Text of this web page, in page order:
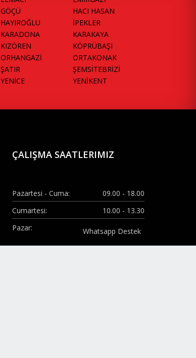
GÖÇÜ
HACI HASAN
HAYIROĞLU
İPEKLER
KARADONA
KARAKAYA
KIZÖREN
KÖPRÜBAŞI
ORHANGAZİ
ORTAKONAK
ŞATIR
ŞEMSİTEBRİZİ
YENİCE
YENİKENT
ÇALIŞMA SAATLERIMIZ
Pazartesi - Cuma:
09.00 - 18.00
Cumartesi:
10.00 - 13.30
Pazar:
Whatsapp Destek